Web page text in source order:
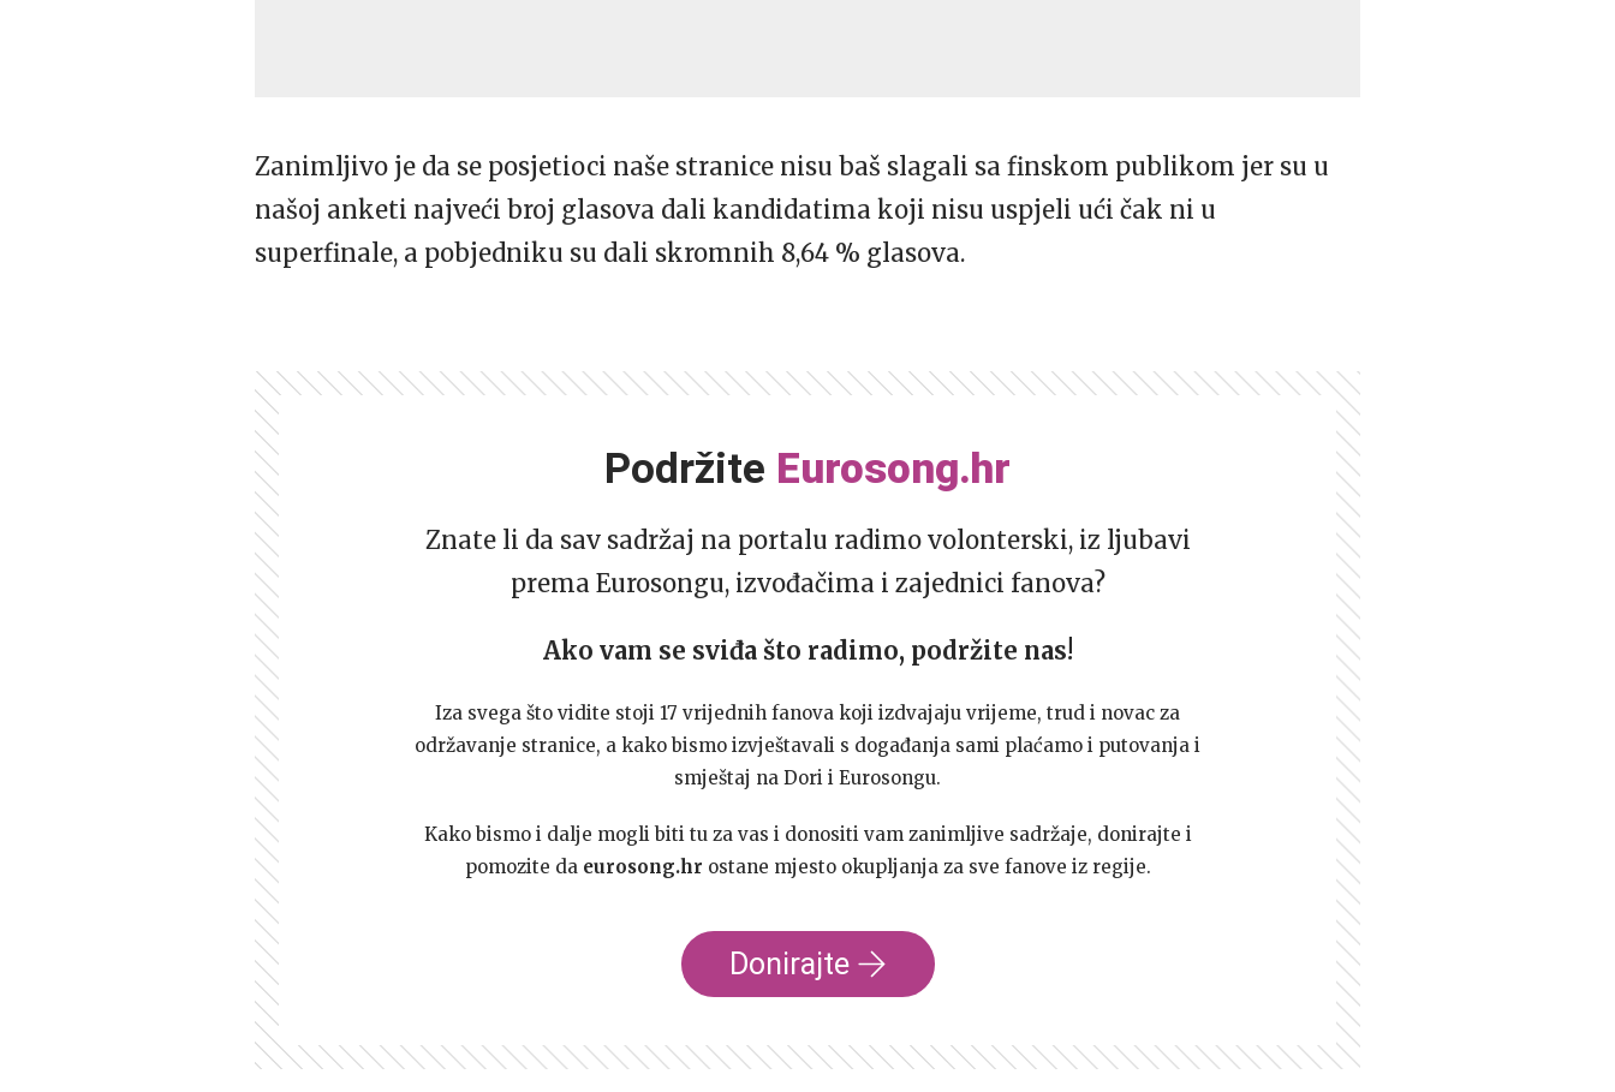
Zanimljivo je da se posjetioci naše stranice nisu baš slagali sa finskom publikom jer su u
našoj anketi najveći broj glasova dali kandidatima koji nisu uspjeli ući čak ni u
superfinale, a pobjedniku su dali skromnih 8,64 % glasova.
Podržite Eurosong.hr
Znate li da sav sadržaj na portalu radimo volonterski, iz ljubavi
prema Eurosongu, izvođačima i zajednici fanova?
Ako vam se sviđa što radimo, podržite nas!
Iza svega što vidite stoji 17 vrijednih fanova koji izdvajaju vrijeme, trud i novac za
održavanje stranice, a kako bismo izvještavali s događanja sami plaćamo i putovanja i
smještaj na Dori i Eurosongu.
Kako bismo i dalje mogli biti tu za vas i donositi vam zanimljive sadržaje, donirajte i
pomozite da eurosong.hr ostane mjesto okupljanja za sve fanove iz regije.
Donirajte